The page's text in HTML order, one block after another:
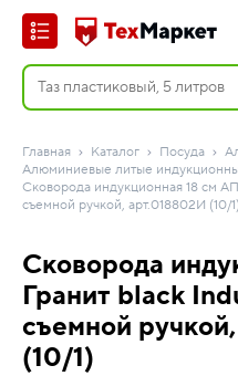
Главная Каталог Посуда
Алюминиевые литые
Сковорода индукционная 18 см
съемной ручкой, арт.018802И (10/1)
Сковорода
Гранит black
съемной
(10/1)